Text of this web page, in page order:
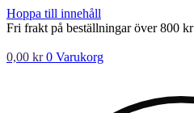
Hoppa till innehåll
Fri frakt på beställningar över 800 kr
0,00 kr 0 Varukorg